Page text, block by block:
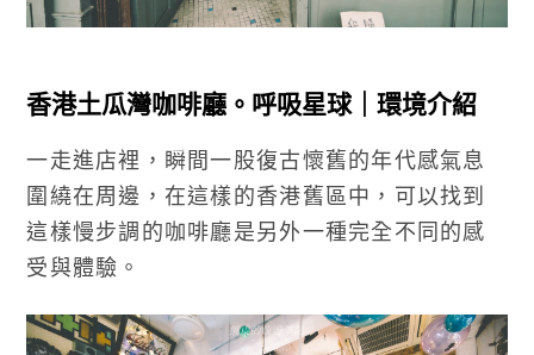
香港土瓜灣咖啡廳。呼吸星球｜環境介紹
一走進店裡，瞬間一股復古懷舊的年代感氣息
圍繞在周邊，在這樣的香港舊區中，可以找到
這樣慢步調的咖啡廳是另外一種完全不同的感
受與體驗。